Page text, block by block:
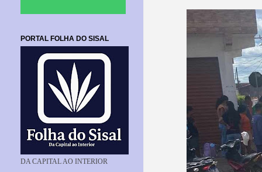
PORTAL FOLHA DO SISAL
DA CAPITAL AO INTERIOR